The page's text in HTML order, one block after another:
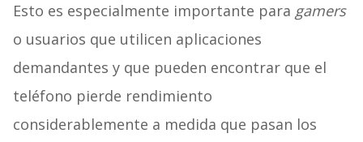
Esto es especialmente importante para gamers
o usuarios que utilicen aplicaciones
demandantes y que pueden encontrar que el
teléfono pierde rendimiento
considerablemente a medida que pasan los